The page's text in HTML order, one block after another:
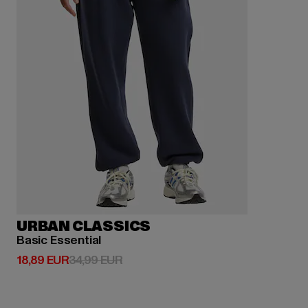
URBAN CLASSICS
Basic Essential
18,89 EUR
Derzeitiger Preis: 18,89 EUR
34,99 EURAktionspreis: 34,99 EUR